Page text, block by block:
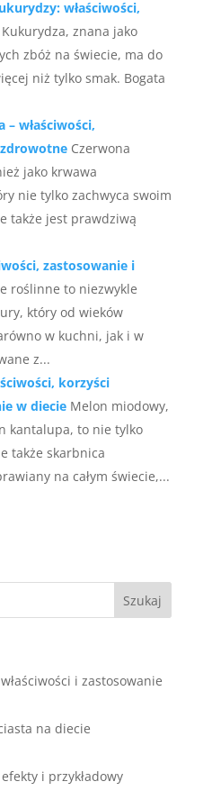
właściwości,
Kukurydza, znana jako
zbóż na świecie, ma do
niż tylko smak. Bogata
– właściwości,
Czerwona
jako krwawa
nie tylko zachwyca swoim
także jest prawdziwą
zastosowanie i
roślinne to niezwykle
który od wieków
w kuchni, jak i w
z...
korzyści
w diecie Melon miodowy,
kantalupa, to nie tylko
także skarbnica
na całym świecie,...
i zastosowanie
na diecie
i przykładowy